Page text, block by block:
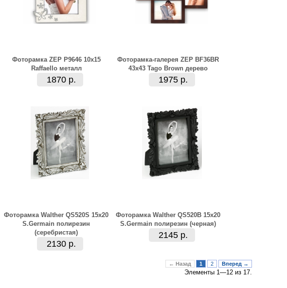
Фоторамка ZEP P9646 10x15
Raffaello металл
1870 р.
Фоторамка-галерея ZEP BF36BR
43x43 Tago Brown дерево
1975 р.
Фоторамка Walther QS520S 15x20
S.Germain полирезин
(серебристая)
2130 р.
Фоторамка Walther QS520B 15x20
S.Germain полирезин (черная)
2145 р.
← Назад 1 2 Вперед →
Элементы 1—12 из 17.